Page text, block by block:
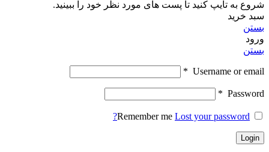
شروع به تایپ کنید تا پست های مورد نظر خود را ببینید.
سبد خرید
بستن
ورود
بستن
Username or email
*
Password
*
Remember me Lost your password?
Login